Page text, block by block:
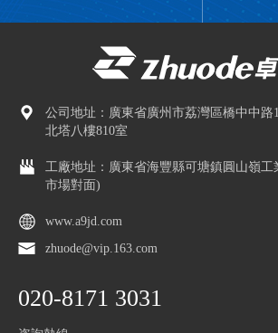
公司地址：廣東省廣州市荔灣區橋中中路
北塔八樓810室
工廠地址：廣東省海豐縣可塘鎮圓山嶺工
市場對面)
www.a9jd.com
zhuode@vip.163.com
020-8171 3031